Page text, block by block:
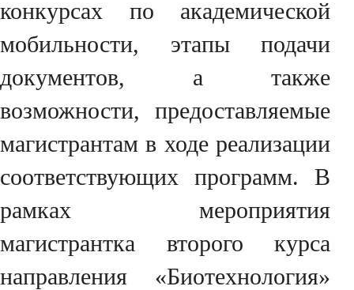
конкурсах по академической
мобильности, этапы подачи
документов, а также
возможности, предоставляемые
магистрантам в ходе реализации
соответствующих программ. В
рамках мероприятия
магистрантка второго курса
направления «Биотехнология»